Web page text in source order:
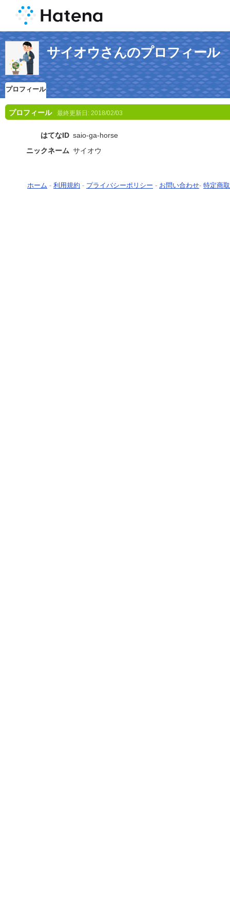
サイオウさんのプロフィール
プロフィール
プロフィール 最終更新日: 2018/02/03
はてなID saio-ga-horse
ニックネーム サイオウ
ホーム - 利用規約 - プライバシーポリシー - お問い合わせ- 特定商